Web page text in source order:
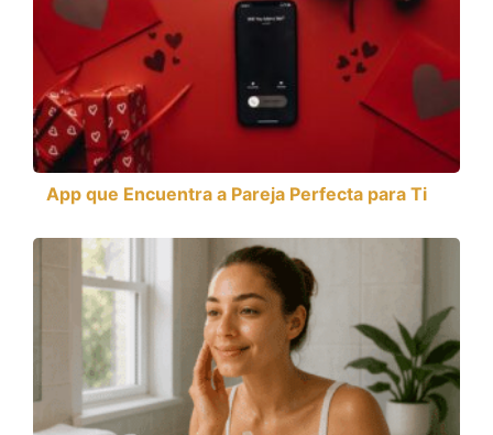
App que Encuentra a Pareja Perfecta para Ti